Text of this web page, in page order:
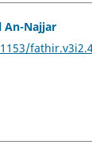
An-Najjar